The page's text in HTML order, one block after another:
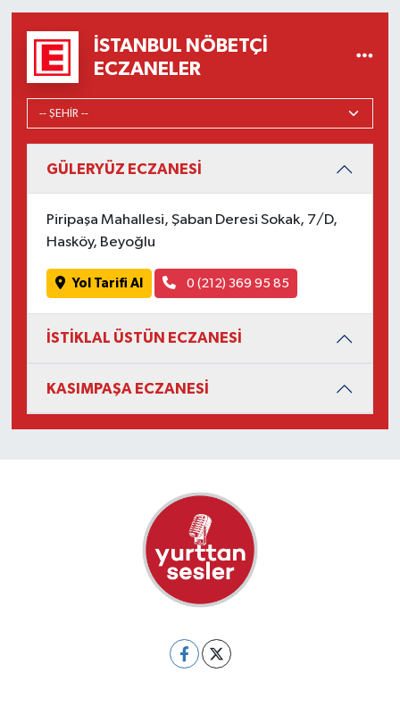
İSTANBUL NÖBETÇI
ECZANELER
GÜLERYÜZ ECZANESİ
Piripaşa Mahallesi, Şaban Deresi Sokak, 7/D,
Hasköy, Beyoğlu
Yol Tarifi Al 0 (212) 369 95 85
İSTİKLAL ÜSTÜN ECZANESİ
KASIMPAŞA ECZANESİ